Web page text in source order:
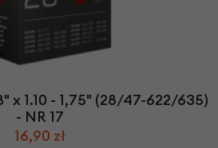
x 1.10 - 1,75" (28/47-622/635)
- NR 17
16,90 zł